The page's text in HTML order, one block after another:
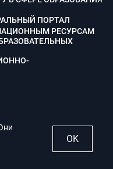
OK
OK
ПОРТАЛ
РЕСУРСАМ
права защищены.